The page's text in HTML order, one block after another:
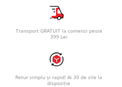
Transport GRATUIT la comenzi peste
399 Lei
Retur simplu și rapid! Ai 30 de zile la
dispoziție